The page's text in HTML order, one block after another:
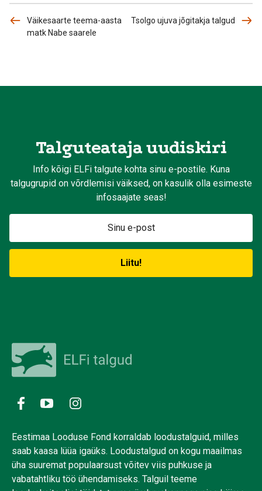
Väikesaarte teema-aasta
matk Nabe saarele
Tsolgo ujuva jõgitakja talgud
Talguteataja uudiskiri
Info kõigi ELFi talgute kohta sinu e-postile. Kuna
talgugrupid on võrdlemisi väiksed, on kasulik olla esimeste
infosaajate seas!
Eestimaa Looduse Fond korraldab loodustalguid, milles
saab kaasa lüüa igaüks. Loodustalgud on kogu maailmas
üha suuremat populaarsust võitev viis puhkuse ja
vabatahtliku töö ühendamiseks. Talguil teeme